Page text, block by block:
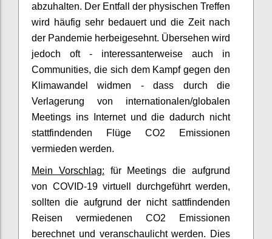
abzuhalten. Der Entfall der physischen Treffen
wird häufig sehr bedauert und die Zeit nach
der Pandemie herbeigesehnt. Übersehen wird
jedoch oft - interessanterweise auch in
Communities, die sich dem Kampf gegen den
Klimawandel widmen - dass durch die
Verlagerung von internationalen/globalen
Meetings ins Internet und die dadurch nicht
stattfindenden Flüge CO2 Emissionen
vermieden werden.
Mein Vorschlag: für Meetings die aufgrund
von COVID-19 virtuell durchgeführt werden,
sollten die aufgrund der nicht sattfindenden
Reisen vermiedenen CO2 Emissionen
berechnet und veranschaulicht werden. Dies